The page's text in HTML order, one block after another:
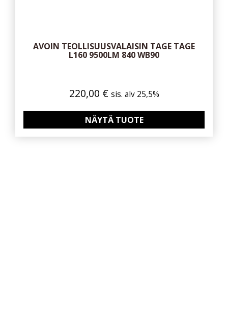
AVOIN TEOLLISUUSVALAISIN TAGE TAGE
L160 9500LM 840 WB90
220,00 € sis. alv 25,5%
NÄYTÄ TUOTE